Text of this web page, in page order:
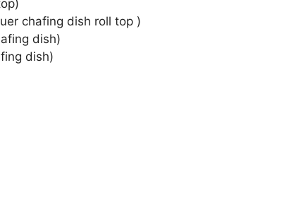
chafing dish roll top )
dish)
dish)